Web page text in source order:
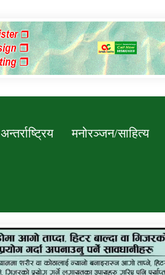
अन्तर्राष्ट्रिय मनोरञ्जन/साहित्य
कर्णाली प्रविधि शिक्षालय जुम्लाको सुचना